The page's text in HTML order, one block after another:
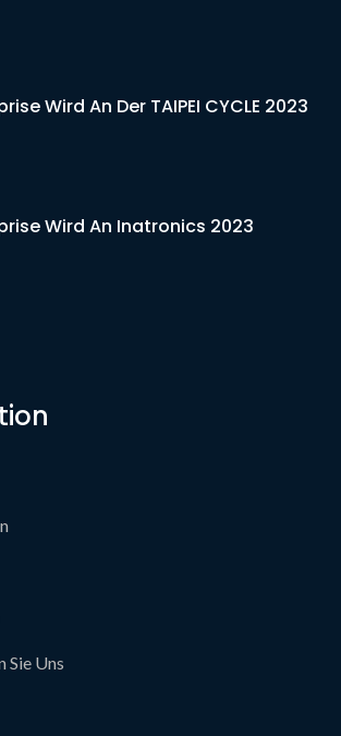
Wird An Der TAIPEI CYCLE 2023
Wird An Inatronics 2023
Sie Uns